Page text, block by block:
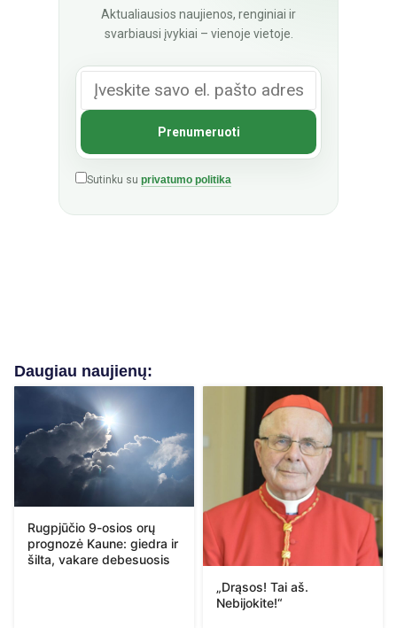
Aktualiausios naujienos, renginiai ir
svarbiausi įvykiai – vienoje vietoje.
Sutinku su privatumo politika
Daugiau naujienų:
Rugpjūčio 9-osios orų
prognozė Kaune: giedra ir
šilta, vakare debesuosis
„Drąsos! Tai aš.
Nebijokite!“